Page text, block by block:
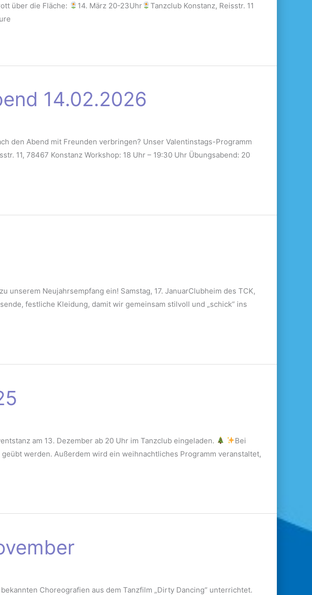
über die Fläche:
14. März 20-23Uhr
Tanzclub Konstanz, Reisstr. 11
14.02.2026
den Abend mit Freunden verbringen? Unser Valentinstags-Programm
11, 78467 Konstanz Workshop: 18 Uhr – 19:30 Uhr Übungsabend: 20
Neujahrsempfang ein! Samstag, 17. JanuarClubheim des TCK,
festliche Kleidung, damit wir gemeinsam stilvoll und „schick“ ins
am 13. Dezember ab 20 Uhr im Tanzclub eingeladen.
Bei
werden. Außerdem wird ein weihnachtliches Programm veranstaltet,
Choreografien aus dem Tanzfilm „Dirty Dancing“ unterrichtet.